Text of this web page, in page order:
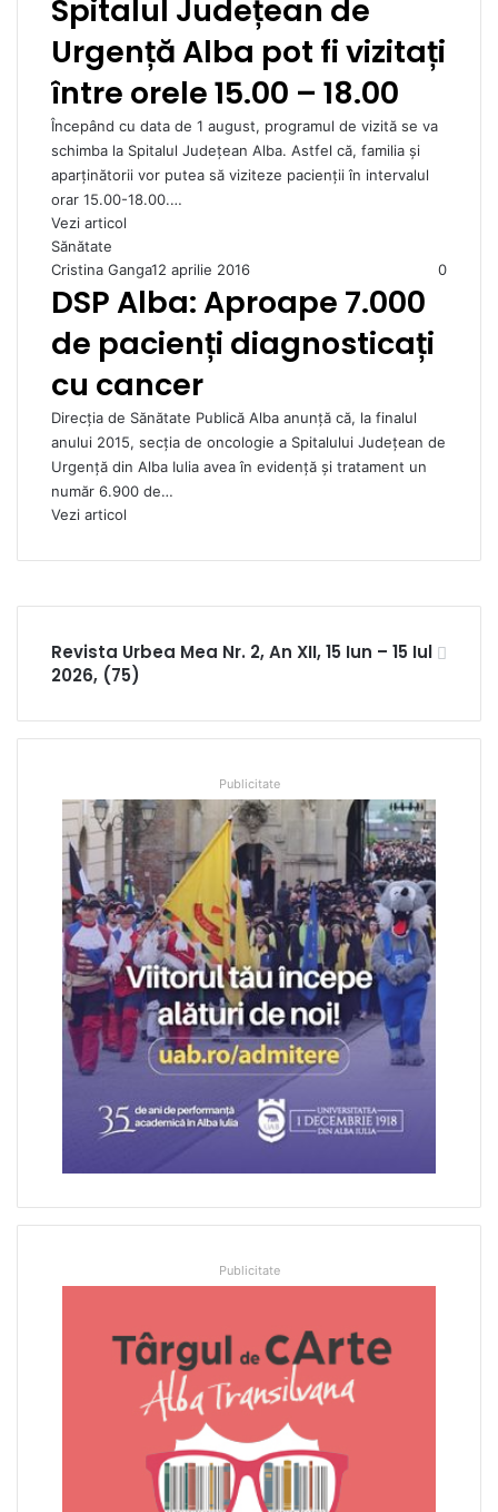
Spitalul Județean de
Urgență Alba pot fi vizitați
între orele 15.00 – 18.00
Începând cu data de 1 august, programul de vizită se va
schimba la Spitalul Județean Alba. Astfel că, familia și
aparținătorii vor putea să viziteze pacienții în intervalul
orar 15.00-18.00.…
Vezi articol
Sănătate
Cristina Ganga12 aprilie 2016 0
DSP Alba: Aproape 7.000
de pacienți diagnosticați
cu cancer
Direcția de Sănătate Publică Alba anunță că, la finalul
anului 2015, secția de oncologie a Spitalului Județean de
Urgență din Alba Iulia avea în evidență și tratament un
număr 6.900 de…
Vezi articol
Revista Urbea Mea Nr. 2, An XII, 15 Iun – 15 Iul
2026, (75)
Publicitate
Publicitate